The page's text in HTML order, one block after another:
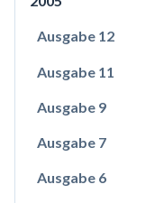
Ausgabe 12
Ausgabe 11
Ausgabe 9
Ausgabe 7
Ausgabe 6